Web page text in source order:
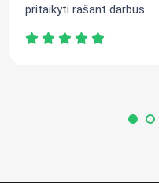
pritaikyti rašant darbus.